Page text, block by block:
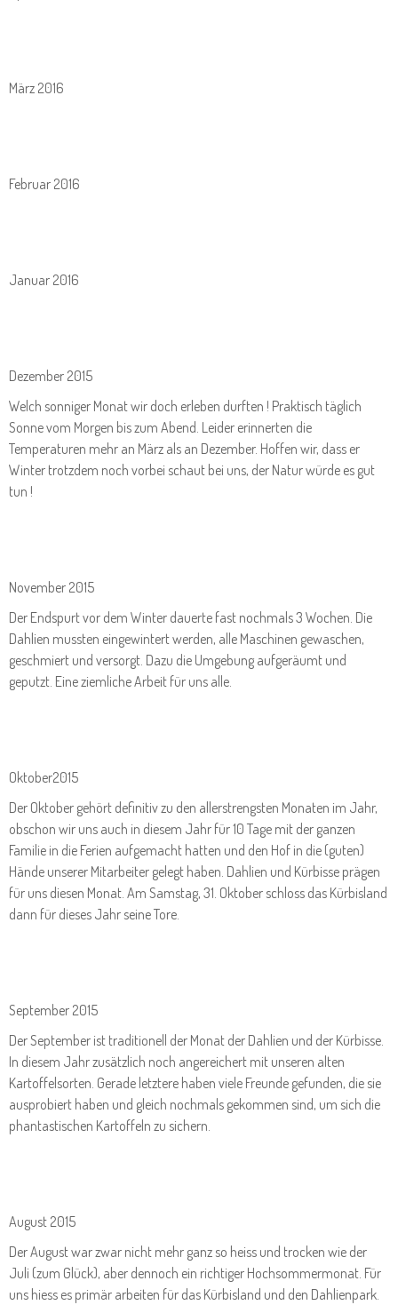
März 2016
Februar 2016
Januar 2016
Dezember 2015
Welch sonniger Monat wir doch erleben durften ! Praktisch täglich
Sonne vom Morgen bis zum Abend. Leider erinnerten die
Temperaturen mehr an März als an Dezember. Hoffen wir, dass er
Winter trotzdem noch vorbei schaut bei uns, der Natur würde es gut
tun !
November 2015
Der Endspurt vor dem Winter dauerte fast nochmals 3 Wochen. Die
Dahlien mussten eingewintert werden, alle Maschinen gewaschen,
geschmiert und versorgt. Dazu die Umgebung aufgeräumt und
geputzt. Eine ziemliche Arbeit für uns alle.
Oktober2015
Der Oktober gehört definitiv zu den allerstrengsten Monaten im Jahr,
obschon wir uns auch in diesem Jahr für 10 Tage mit der ganzen
Familie in die Ferien aufgemacht hatten und den Hof in die (guten)
Hände unserer Mitarbeiter gelegt haben. Dahlien und Kürbisse prägen
für uns diesen Monat. Am Samstag, 31. Oktober schloss das Kürbisland
dann für dieses Jahr seine Tore.
September 2015
Der September ist traditionell der Monat der Dahlien und der Kürbisse.
In diesem Jahr zusätzlich noch angereichert mit unseren alten
Kartoffelsorten. Gerade letztere haben viele Freunde gefunden, die sie
ausprobiert haben und gleich nochmals gekommen sind, um sich die
phantastischen Kartoffeln zu sichern.
August 2015
Der August war zwar nicht mehr ganz so heiss und trocken wie der
Juli (zum Glück), aber dennoch ein richtiger Hochsommermonat. Für
uns hiess es primär arbeiten für das Kürbisland und den Dahlienpark.